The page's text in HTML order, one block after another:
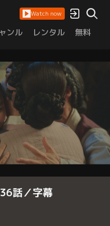
Watch now
ンル レンタル 無料
話／字幕